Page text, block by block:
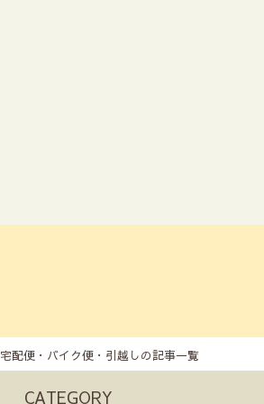
宅配便・バイク便・引越しの記事一覧
CATEGORY